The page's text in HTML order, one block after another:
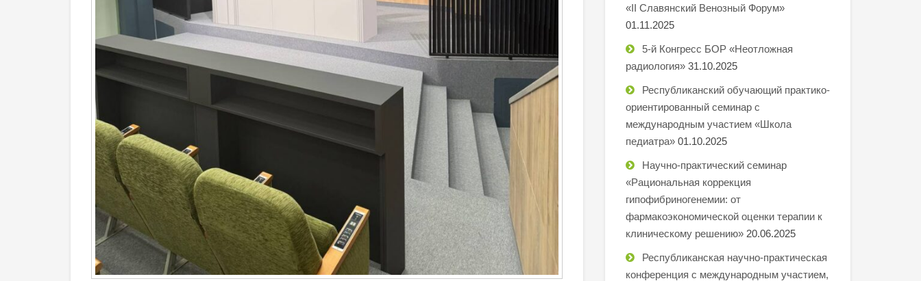
«II Славянский Венозный Форум»
01.11.2025
5-й Конгресс БОР «Неотложная
радиология» 31.10.2025
Республиканский обучающий практико-
ориентированный семинар с
международным участием «Школа
педиатра» 01.10.2025
Научно-практический семинар
«Рациональная коррекция
гипофибриногенемии: от
фармакоэкономической оценки терапии к
клиническому решению» 20.06.2025
Республиканская научно-практическая
конференция с международным участием,